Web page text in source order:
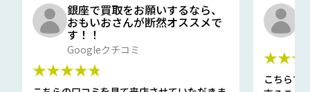
銀座で買取をお願いするなら、
おもいおさんが断然オススメで
す！！
Googleクチコミ
★★★★★
こちらで